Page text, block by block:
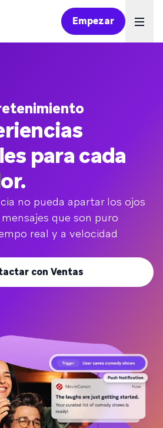
Empezar
para cada
no pueda apartar los ojos
que son puro
real y a velocidad
con Ventas